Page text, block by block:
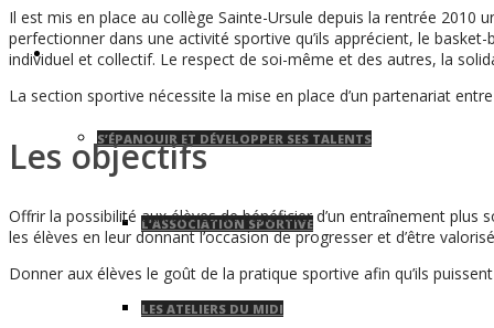
VIVRE AU COLLÈGE
S’ÉPANOUIR ET DÉVELOPPER SES TALENTS
L’ASSOCIATION SPORTIVE
LES ATELIERS DU MIDI
Il est mis en place au collège Sainte-Ursule depuis la rentrée
perfectionner dans une activité sportive qu’ils apprécient, le
individuel et collectif. Le respect de soi-même et des autres, la
La section sportive nécessite la mise en place d’un partenariat
Les objectifs
Offrir la possibilité aux élèves de bénéficier d’un entraînement
les élèves en leur donnant l’occasion de progresser et d’être
Donner aux élèves le goût de la pratique sportive afin qu’ils